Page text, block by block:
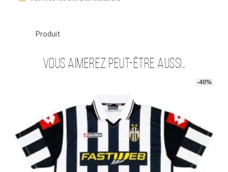
Produit
Vous aimerez peut-être aussi…
-40%